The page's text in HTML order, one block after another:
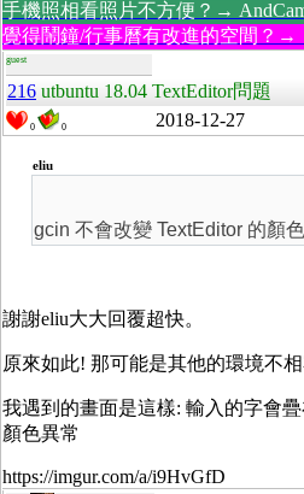
手機照相看照片不方便？→
覺得鬧鐘/行事曆有改進的空間？→
guest
216 utbuntu 18.04 TextEditor問題
0 0 2018-12-27
eliu
gcin 不會改變 TextEditor 的顏色
謝謝eliu大大回覆超快。
原來如此! 那可能是其他的環境不相
我遇到的畫面是這樣: 輸入的字會
顏色異常
https://imgur.com/a/i9HvGfD